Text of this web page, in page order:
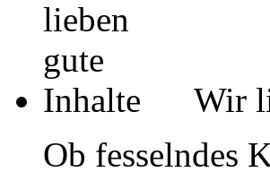
Wir
Ob fesselndes